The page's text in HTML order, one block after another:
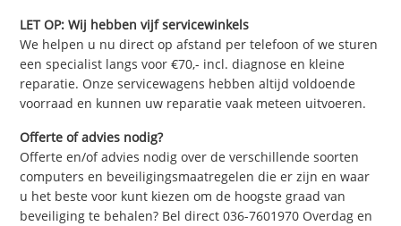
LET OP: Wij hebben vijf servicewinkels
We helpen u nu direct op afstand per telefoon of we sturen
een specialist langs voor €70,- incl. diagnose en kleine
reparatie. Onze servicewagens hebben altijd voldoende
voorraad en kunnen uw reparatie vaak meteen uitvoeren.
Offerte of advies nodig?
Offerte en/of advies nodig over de verschillende soorten
computers en beveiligingsmaatregelen die er zijn en waar
u het beste voor kunt kiezen om de hoogste graad van
beveiliging te behalen? Bel direct 036-7601970 Overdag en